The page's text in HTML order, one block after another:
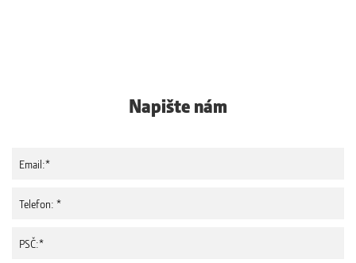
Napište nám